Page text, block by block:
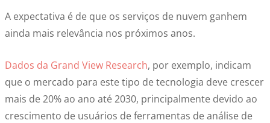
A expectativa é de que os serviços de nuvem ganhem
ainda mais relevância nos próximos anos.
Dados da Grand View Research, por exemplo, indicam
que o mercado para este tipo de tecnologia deve crescer
mais de 20% ao ano até 2030, principalmente devido ao
crescimento de usuários de ferramentas de análise de